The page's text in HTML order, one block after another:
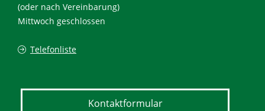
(oder nach Vereinbarung)
Mittwoch geschlossen
Telefonliste
Kontaktformular